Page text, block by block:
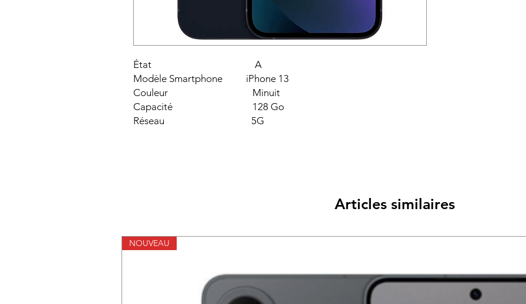
État A
Modèle Smartphone iPhone 13
Couleur Minuit
Capacité 128 Go
Réseau 5G
Articles similaires
NOUVEAU